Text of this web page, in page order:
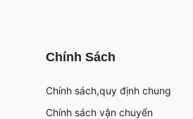
Chính Sách
Chính sách,quy định chung
Chính sách vận chuyển